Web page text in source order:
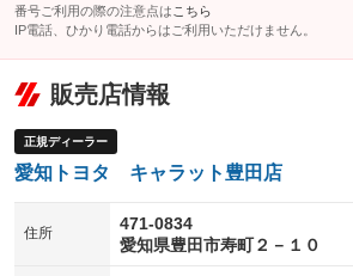
番号ご利用の際の注意点は こちら
IP電話、ひかり電話からはご利用いただけません。
販売店情報
正規ディーラー
愛知トヨタ キャラット豊田店
住所
471-0834
愛知県豊田市寿町２－１０